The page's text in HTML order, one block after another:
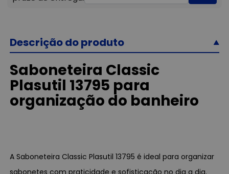
Descrição do produto
Saboneteira Classic
Plasutil 13795 para
organização do banheiro
A Saboneteira Classic Plasutil 13795 é ideal para organizar
sabonetes com praticidade e sofisticação no dia a dia.